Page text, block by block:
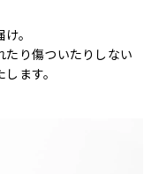
。
り傷ついたりしない
ます。